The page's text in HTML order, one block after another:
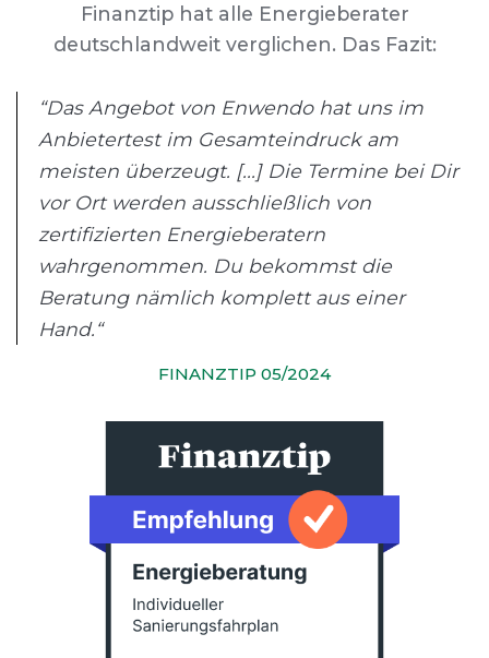
Finanztip hat alle Energieberater
deutschlandweit verglichen. Das Fazit:
“Das Angebot von Enwendo hat uns im
Anbietertest im Gesamteindruck am
meisten überzeugt. [...] Die Termine bei Dir
vor Ort werden ausschließlich von
zertifizierten Energieberatern
wahrgenommen. Du bekommst die
Beratung nämlich komplett aus einer
Hand.“
FINANZTIP 05/2024